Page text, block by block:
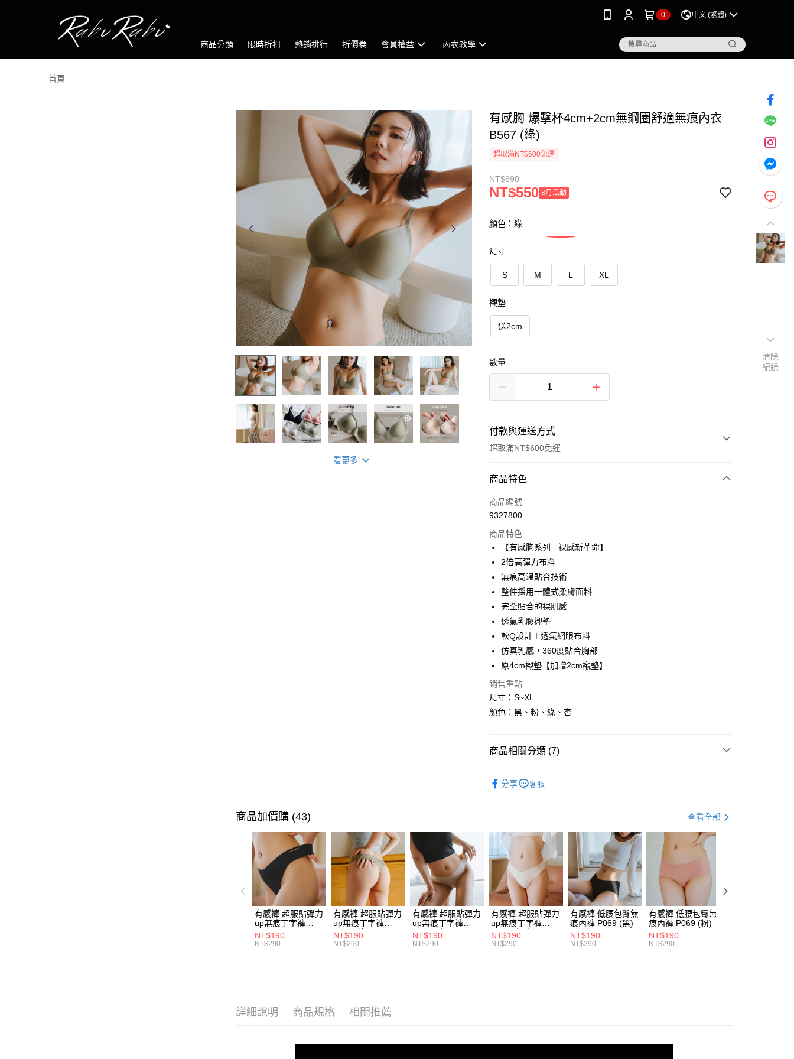
0 中文 (繁體)
商品分類 限時折扣 熱銷排行 折價卷 會員權益 內衣教學
首頁
看更多
有感胸 爆擊杯4cm+2cm無鋼圈舒適無痕內衣
B567 (綠)
超取滿NT$600免運
NT$690
NT$550 8月活動
顏色：綠
尺寸
S M L XL
襯墊
送2cm
數量
付款與運送方式
超取滿NT$600免運
付款方式
信用卡一次付款
3 期 0 利率 每期 NT$230
合作金庫商業銀行
華南商業銀行
國泰世華商業銀行
臺灣中小企業銀行
匯豐（台灣）商業銀行
聯邦商業銀行
元大商業銀行
台新國際商業銀行
台灣樂天信用卡公司
6 期 0 利率 每期
合作金庫商業銀行
華南商業銀行
上海商業儲蓄銀行
臺灣中小企業銀行
匯豐（台灣）商業銀行
聯邦商業銀行
元大商業銀行
台新國際商業銀行
台灣樂天信用卡公司
超商取貨付款
LINE Pay
Apple Pay
街口支付
悠遊付
AFTEE先享後付
相關說明
【關於「AFTEE先享後付」】
１．簡單：不需註冊會員、不需綁卡、不需儲值。
２．便利：只要手機號碼，簡訊認證，即可結帳。
【「AFTEE先享後付」結帳流程】
３．收到繳費通知簡訊後14天內，點擊此簡訊中的連結，可透過四大超商
／ATM／網路銀行／等多元方式進行付款，方視為交易完成。
※ 請注意：結帳手續完成當下不需立刻繳費，但若您需要取消訂單，請聯
絡購買商品的店家。未經商家同意取消之訂單仍視為有效，需透過AFTEE
先享後付繳納相關費用。
※ 交易是否成功請以「AFTEE先享後付 」之結帳頁面顯示為準，若有關於
是否繳費成功／繳費後需取消欲退款等相關疑問，請聯繫「AFTEE先享後
付客戶支援中心」https://netprotections.freshdesk.com/support/home
【注意事項】
１．透過由恩沛科技股份有限公司提供之「AFTEE先享後付」服務完成之
交易，需依本服務之必要範圍內提供個人資料，並將交易相關給付款項請
結果請求用戶進行身份認證。
全家付款取貨
每筆NT$80，滿NT$800(含以上)免運費
黑貓宅配
每筆NT$80，滿NT$600(含以上)免運費
商品特色
商品編號
9327800
商品特色
【有感胸系列 - 裸感新革命】
2倍高彈力布料
無痕高溫貼合技術
整件採用一體式柔膚面料
完全貼合的裸肌感
透氣乳膠襯墊
軟Q設計＋透氣網眼布料
仿真乳感，360度貼合胸部
原4cm襯墊【加贈2cm襯墊】
銷售重點
尺寸：S~XL
顏色：黑、粉、綠、杏
商品相關分類 (7)
內衣 素面無痕
│有感胸系列│
❤️有感胸 | 1件520 up
熱銷推薦 爆擊款 | 4cm+2cm襯墊
分享 客服
商品加價購 (43) 查看全部
有感褲 超服貼彈力
up無痕丁字褲
P248 (黑)
NT$190
NT$290
有感褲 超服貼彈力
up無痕丁字褲
P248 (綠)
NT$190
NT$290
有感褲 超服貼彈力
up無痕丁字褲
P248 (杏)
NT$190
NT$290
有感褲 超服貼彈力
up無痕丁字褲
P248 (裸膚)
NT$190
NT$290
有感褲 低腰包臀無
痕內褲 P069 (黑)
NT$190
NT$290
有感褲 低腰包臀無
痕內褲 P069 (粉)
NT$190
NT$290
詳細說明 商品規格 相關推薦
清除
紀錄